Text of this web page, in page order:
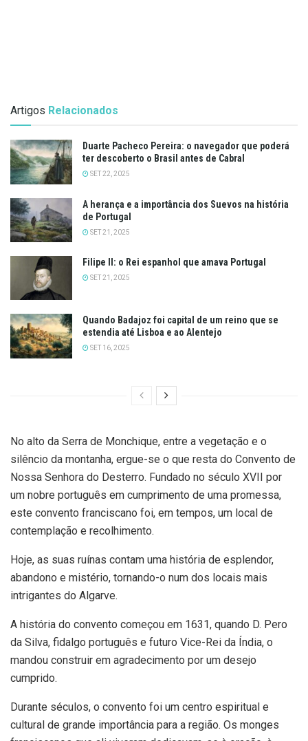
Artigos Relacionados
Duarte Pacheco Pereira: o navegador que poderá
ter descoberto o Brasil antes de Cabral
SET 22, 2025
A herança e a importância dos Suevos na história
de Portugal
SET 21, 2025
Filipe II: o Rei espanhol que amava Portugal
SET 21, 2025
Quando Badajoz foi capital de um reino que se
estendia até Lisboa e ao Alentejo
SET 16, 2025
No alto da Serra de Monchique, entre a vegetação e o
silêncio da montanha, ergue-se o que resta do Convento de
Nossa Senhora do Desterro. Fundado no século XVII por
um nobre português em cumprimento de uma promessa,
este convento franciscano foi, em tempos, um local de
contemplação e recolhimento.
Hoje, as suas ruínas contam uma história de esplendor,
abandono e mistério, tornando-o num dos locais mais
intrigantes do Algarve.
A história do convento começou em 1631, quando D. Pero
da Silva, fidalgo português e futuro Vice-Rei da Índia, o
mandou construir em agradecimento por um desejo
cumprido.
Durante séculos, o convento foi um centro espiritual e
cultural de grande importância para a região. Os monges